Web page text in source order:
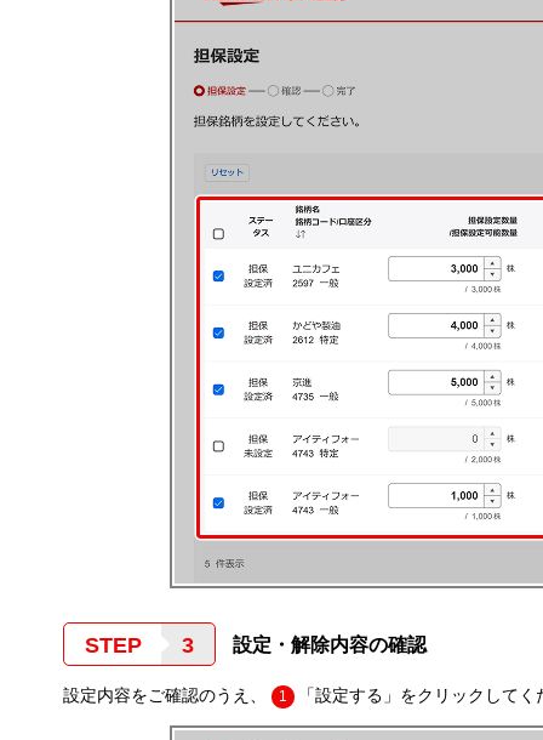
STEP 設定・解除内容の確認
設定内容をご確認のうえ、 1 「設定する」をクリックしてく